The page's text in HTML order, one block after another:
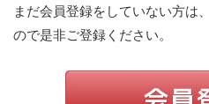
まだ会員登録をしていない方は
ので是非ご登録ください。